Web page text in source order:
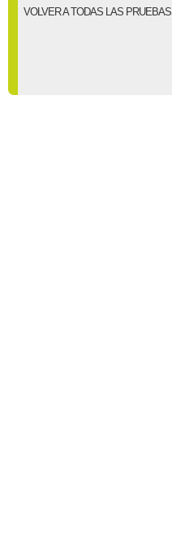
VOLVER A TODAS LAS PRUEBAS